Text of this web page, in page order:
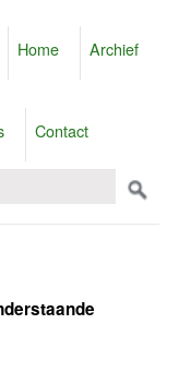
Home Archief
Contact